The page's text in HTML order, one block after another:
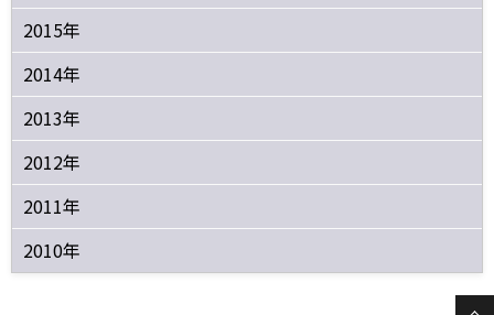
2015年
2014年
2013年
2012年
2011年
2010年